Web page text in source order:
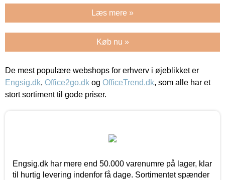
Læs mere »
Køb nu »
De mest populære webshops for erhverv i øjeblikket er
Engsig.dk, Office2go.dk og OfficeTrend.dk, som alle har et
stort sortiment til gode priser.
Engsig.dk har mere end 50.000 varenumre på lager, klar
til hurtig levering indenfor få dage. Sortimentet spænder